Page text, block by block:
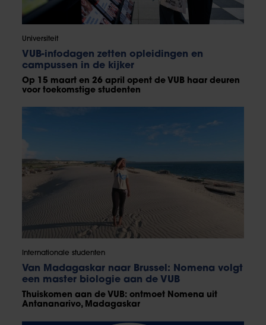
Universiteit
VUB-infodagen zetten opleidingen en
campussen in de kijker
Op 15 maart en 26 april opent de VUB haar deuren
voor toekomstige studenten
Internationale studenten
Van Madagaskar naar Brussel: Nomena volgt
een master biologie aan de VUB
Thuiskomen aan de VUB: ontmoet Nomena uit
Antananarivo, Madagaskar